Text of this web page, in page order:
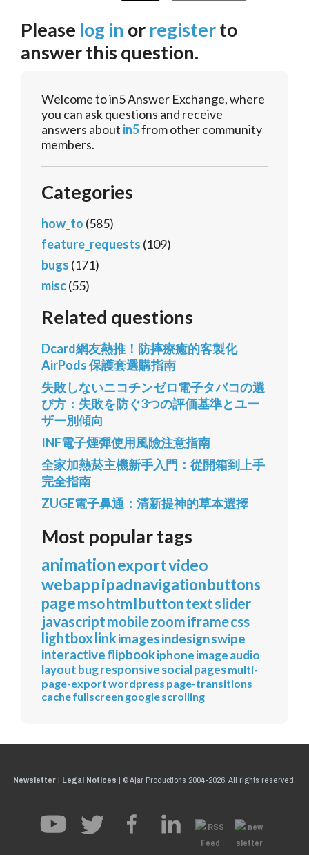
Please log in or registerto
answer this question.
Welcome to in5 Answer Exchange, where
you can ask questions and receive
answers about in5from other community
members.
Categories
how_to (585)
feature_requests (109)
bugs (171)
misc(55)
Related questions
Dcard網友熱推！防摔療癒的客製化
AirPods 保護套選購指南
失敗しないニコチンゼロ電子タバコの選
び方：失敗を防ぐ3つの評価基準とユー
ザー別傾向
INF電子煙彈使用風險注意指南
全家加熱菸主機新手入門：從開箱到上手
完全指南
ZUGE電子鼻通：清新提神的草本選擇
Most popular tags
animationexportvideo
webappipadnavigationbuttons
pagemsohtmlbuttontextslider
javascriptmobilezoomiframecss
lightbox linkimagesindesignswipe
interactiveflipbookiphoneimageaudio
layoutbugresponsivesocialpagesmulti-
page-exportwordpress page-transitions
cachefullscreen googlescrolling
Newsletter| Legal Notices | © Ajar Productions 2004-2026, All rights reserved.